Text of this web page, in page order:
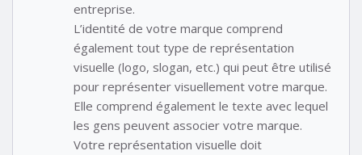
entreprise.
L’identité de votre marque comprend
également tout type de représentation
visuelle (logo, slogan, etc.) qui peut être utilisé
pour représenter visuellement votre marque.
Elle comprend également le texte avec lequel
les gens peuvent associer votre marque.
Votre représentation visuelle doit